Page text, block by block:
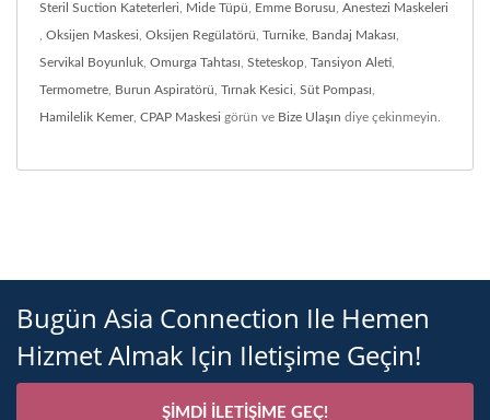
Steril Suction Kateterleri, Mide Tüpü, Emme Borusu, Anestezi Maskeleri
, Oksijen Maskesi, Oksijen Regülatörü, Turnike, Bandaj Makası,
Servikal Boyunluk, Omurga Tahtası, Steteskop, Tansiyon Aleti,
Termometre, Burun Aspiratörü, Tırnak Kesici, Süt Pompası,
Hamilelik Kemer, CPAP Maskesi görün ve Bize Ulaşın diye çekinmeyin.
Bugün Asia Connection Ile Hemen
Hizmet Almak Için Iletişime Geçin!
ŞIMDI İLETIŞIME GEÇ!